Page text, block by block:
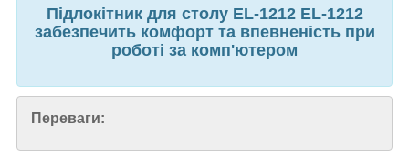
Підлокітник для столу EL-1212 EL-1212
забезпечить комфорт та впевненість при
роботі за комп'ютером
Переваги: